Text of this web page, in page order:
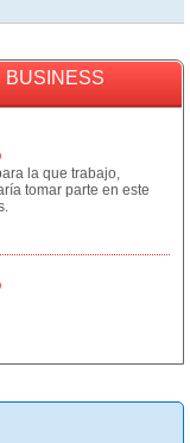
BUSINESS
la que trabajo,
tomar parte en este